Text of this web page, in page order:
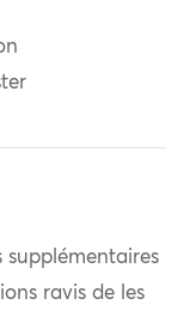
supplémentaires
ravis de les